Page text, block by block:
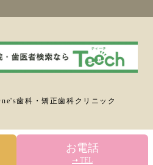
歯科・矯正歯科クリニック
お電話
➝ TEL